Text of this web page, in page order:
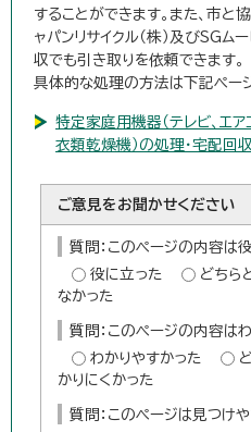
することができます。また、市と
ャパンリサイクル（株）及びSGム
収でも引き取りを依頼できます。
具体的な処理の方法は下記ペー
特定家庭用機器（テレビ、エア
衣類乾燥機）の処理・宅配回収
ご意見をお聞かせください
質問：このページの内容は
役に立った
どちら
なかった
質問：このページの内容は
わかりやすかった
かりにくかった
質問：このページは見つけ